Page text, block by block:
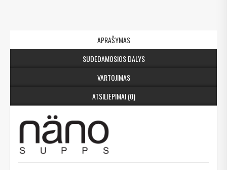
APRAŠYMAS
SUDEDAMOSIOS DALYS
VARTOJIMAS
ATSILIEPIMAI (0)